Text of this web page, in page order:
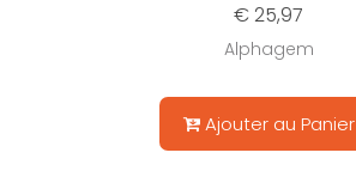
€ 25,97
Alphagem
Ajouter au Panier